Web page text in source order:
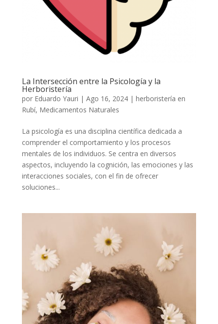
La Intersección entre la Psicología y la
Herboristería
por Eduardo Yauri | Ago 16, 2024| herboristería en
Rubí, Medicamentos Naturales
La psicología es una disciplina científica dedicada a
comprender el comportamiento y los procesos
mentales de los individuos. Se centra en diversos
aspectos, incluyendo la cognición, las emociones y las
interacciones sociales, con el fin de ofrecer
soluciones...